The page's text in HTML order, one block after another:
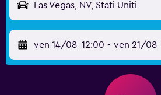
Las Vegas, NV, Stati Uniti
ven 14/08 12:00 - ven 21/08